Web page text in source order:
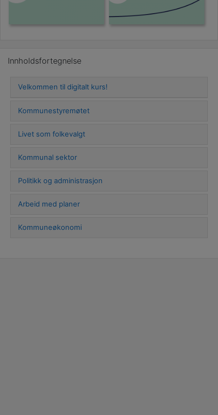
Innholdsfortegnelse
Velkommen til digitalt kurs!
Kommunestyremøtet
Livet som folkevalgt
Kommunal sektor
Politikk og administrasjon
Arbeid med planer
Kommuneøkonomi